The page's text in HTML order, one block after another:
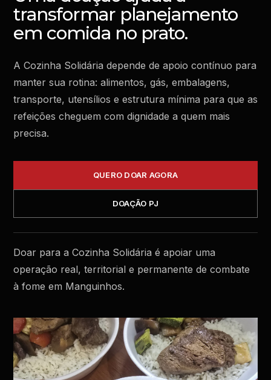
transformar planejamento
em comida no prato.
A Cozinha Solidária depende de apoio contínuo para
manter sua rotina: alimentos, gás, embalagens,
transporte, utensílios e estrutura mínima para que as
refeições cheguem com dignidade a quem mais
precisa.
QUERO DOAR AGORA
DOAÇÃO PJ
Doar para a Cozinha Solidária é apoiar uma
operação real, territorial e permanente de combate
à fome em Manguinhos.